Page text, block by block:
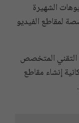
الشهيرة
لمقاطع الفيديو
المتخصص
إنشاء مقاطع